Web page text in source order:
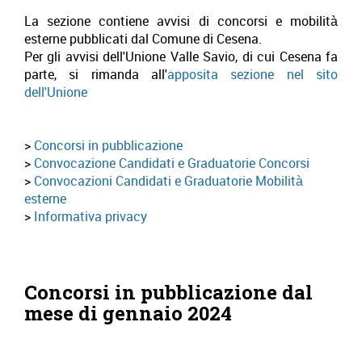
La sezione contiene avvisi di concorsi e mobilità
esterne pubblicati dal Comune di Cesena.
Per gli avvisi dell'Unione Valle Savio, di cui Cesena fa
parte, si rimanda all'apposita sezione nel sito
dell'Unione
Concorsi in pubblicazione
Convocazione Candidati e Graduatorie Concorsi
Convocazioni Candidati e Graduatorie Mobilità
esterne
Informativa privacy
Concorsi in pubblicazione dal
mese di gennaio 2024